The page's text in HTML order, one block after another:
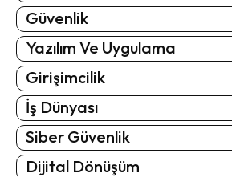
Güvenlik
Yazılım Ve Uygulama
Girişimcilik
İş Dünyası
Siber Güvenlik
Dijital Dönüşüm